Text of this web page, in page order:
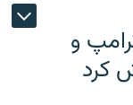
و
کرد